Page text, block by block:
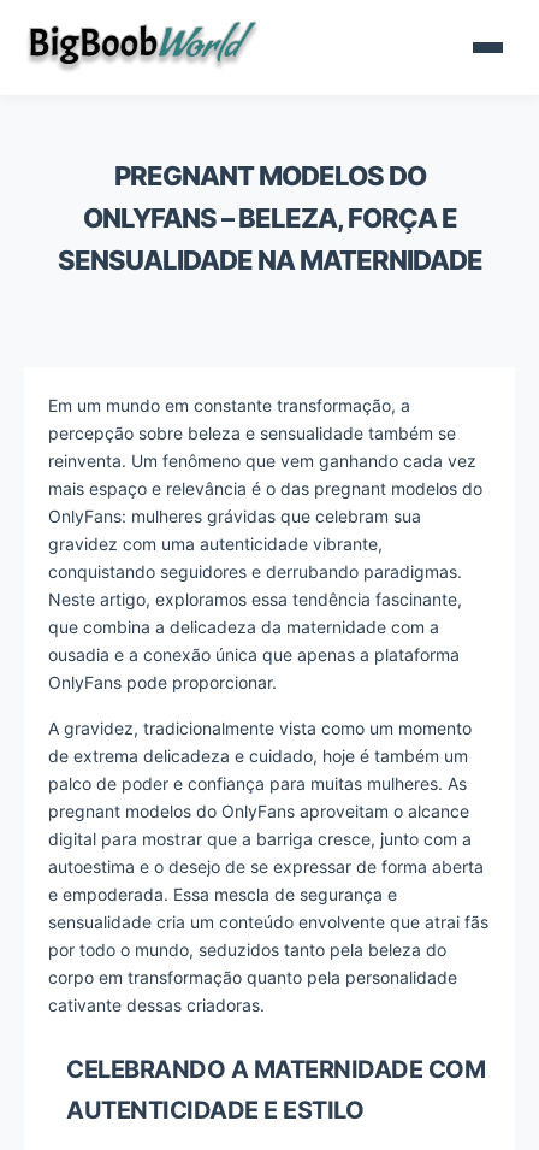
PREGNANT MODELOS DO
ONLYFANS – BELEZA, FORÇA E
SENSUALIDADE NA MATERNIDADE
Em um mundo em constante transformação, a
percepção sobre beleza e sensualidade também se
reinventa. Um fenômeno que vem ganhando cada vez
mais espaço e relevância é o das pregnant modelos do
OnlyFans: mulheres grávidas que celebram sua
gravidez com uma autenticidade vibrante,
conquistando seguidores e derrubando paradigmas.
Neste artigo, exploramos essa tendência fascinante,
que combina a delicadeza da maternidade com a
ousadia e a conexão única que apenas a plataforma
OnlyFans pode proporcionar.
A gravidez, tradicionalmente vista como um momento
de extrema delicadeza e cuidado, hoje é também um
palco de poder e confiança para muitas mulheres. As
pregnant modelos do OnlyFans aproveitam o alcance
digital para mostrar que a barriga cresce, junto com a
autoestima e o desejo de se expressar de forma aberta
e empoderada. Essa mescla de segurança e
sensualidade cria um conteúdo envolvente que atrai fãs
por todo o mundo, seduzidos tanto pela beleza do
corpo em transformação quanto pela personalidade
cativante dessas criadoras.
CELEBRANDO A MATERNIDADE COM
AUTENTICIDADE E ESTILO